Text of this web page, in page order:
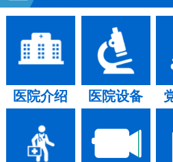
医院介绍 医院设备